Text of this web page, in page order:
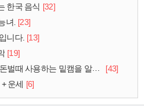
한국 음식 [32]
녀. [23]
니다. [13]
[19]
때 사용하는 밑캠을 알아보자
[43]
운세 [6]